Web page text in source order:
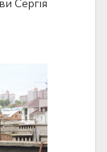
Сергія